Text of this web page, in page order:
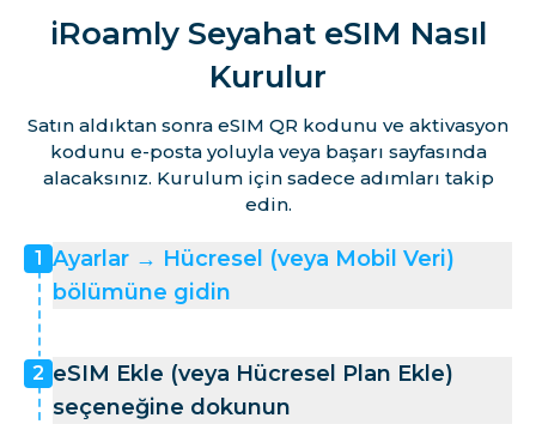
iRoamly Seyahat eSIM Nasıl
Kurulur
Satın aldıktan sonra eSIM QR kodunu ve aktivasyon
kodunu e-posta yoluyla veya başarı sayfasında
alacaksınız. Kurulum için sadece adımları takip
edin.
1
Ayarlar → Hücresel (veya Mobil Veri)
bölümüne gidin
2 eSIM Ekle (veya Hücresel Plan Ekle)
seçeneğine dokunun